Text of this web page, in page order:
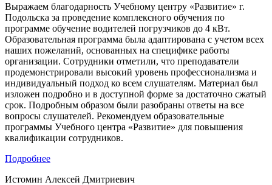
Выражаем благодарность Учебному центру «Развитие» г.
Подольска за проведение комплексного обучения по
программе обучение водителей погрузчиков до 4 кВт.
Образовательная программа была адаптирована с учетом всех
наших пожеланий, основанных на специфике работы
организации. Сотрудники отметили, что преподаватели
продемонстрировали высокий уровень профессионализма и
индивидуальный подход ко всем слушателям. Материал был
изложен подробно и в доступной форме за достаточно сжатый
срок. Подробным образом были разобраны ответы на все
вопросы слушателей. Рекомендуем образовательные
программы Учебного центра «Развитие» для повышения
квалификации сотрудников.
Подробнее
Истомин Алексей Дмитриевич